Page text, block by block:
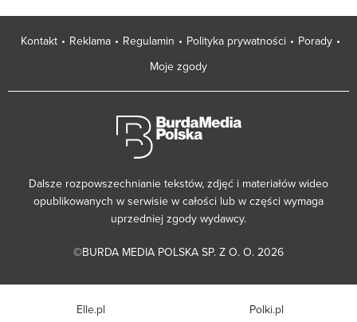
Kontakt Reklama Regulamin Polityka prywatności
Porady
Moje zgody
Dalsze rozpowszechnianie tekstów, zdjęć i materiałów wideo
opublikowanych w serwisie w całości lub w części wymaga
uprzedniej zgody wydawcy.
©BURDA MEDIA POLSKA SP. Z O. O. 2026
Elle.pl
Polki.pl